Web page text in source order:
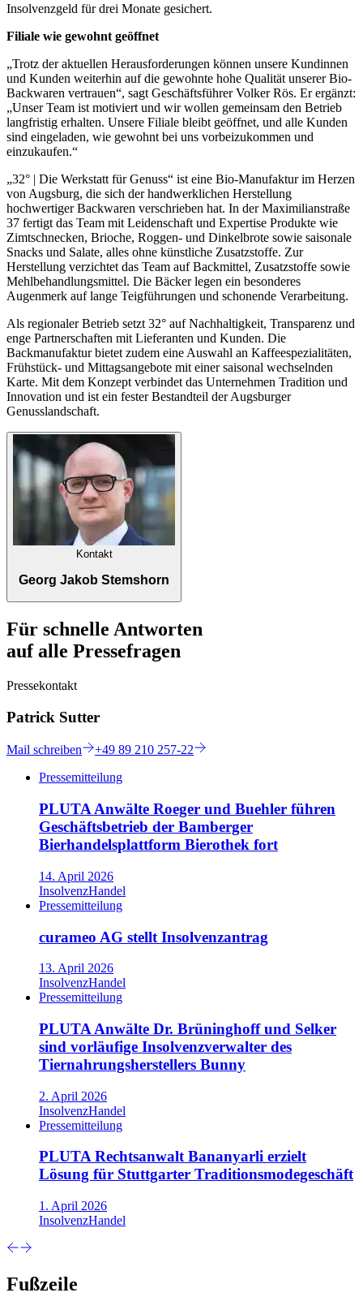
Insolvenzgeld für drei Monate gesichert.
Filiale wie gewohnt geöffnet
„Trotz der aktuellen Herausforderungen können unsere Kundinnen
und Kunden weiterhin auf die gewohnte hohe Qualität unserer Bio-
Backwaren vertrauen“, sagt Geschäftsführer Volker Rös. Er ergänzt:
„Unser Team ist motiviert und wir wollen gemeinsam den Betrieb
langfristig erhalten. Unsere Filiale bleibt geöffnet, und alle Kunden
sind eingeladen, wie gewohnt bei uns vorbeizukommen und
einzukaufen.“
„32° | Die Werkstatt für Genuss“ ist eine Bio-Manufaktur im Herzen
von Augsburg, die sich der handwerklichen Herstellung
hochwertiger Backwaren verschrieben hat. In der Maximilianstraße
37 fertigt das Team mit Leidenschaft und Expertise Produkte wie
Zimtschnecken, Brioche, Roggen- und Dinkelbrote sowie saisonale
Snacks und Salate, alles ohne künstliche Zusatzstoffe. Zur
Herstellung verzichtet das Team auf Backmittel, Zusatzstoffe sowie
Mehlbehandlungsmittel. Die Bäcker legen ein besonderes
Augenmerk auf lange Teigführungen und schonende Verarbeitung.
Als regionaler Betrieb setzt 32° auf Nachhaltigkeit, Transparenz und
enge Partnerschaften mit Lieferanten und Kunden. Die
Backmanufaktur bietet zudem eine Auswahl an Kaffeespezialitäten,
Frühstück- und Mittagsangebote mit einer saisonal wechselnden
Karte. Mit dem Konzept verbindet das Unternehmen Tradition und
Innovation und ist ein fester Bestandteil der Augsburger
Genusslandschaft.
Kontakt
Georg Jakob Stemshorn
Für schnelle Antworten
auf alle Pressefragen
Pressekontakt
Patrick Sutter
Mail schreiben
+49 89 210 257-22
Pressemitteilung
PLUTA Anwälte Roeger und Buehler führen
Geschäftsbetrieb der Bamberger
Bierhandelsplattform Bierothek fort
14. April 2026
InsolvenzHandel
Pressemitteilung
curameo AG stellt Insolvenzantrag
13. April 2026
InsolvenzHandel
Pressemitteilung
PLUTA Anwälte Dr. Brüninghoff und Selker
sind vorläufige Insolvenzverwalter des
Tiernahrungsherstellers Bunny
2. April 2026
InsolvenzHandel
Pressemitteilung
PLUTA Rechtsanwalt Bananyarli erzielt
Lösung für Stuttgarter Traditionsmodegeschäft
1. April 2026
InsolvenzHandel
Fußzeile